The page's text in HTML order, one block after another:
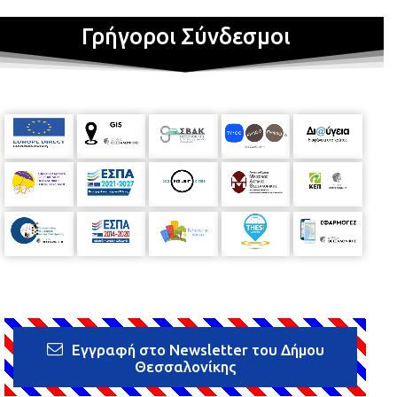
Γρήγοροι Σύνδεσμοι
Εγγραφή στο Newsletter του Δήμου
Θεσσαλονίκης